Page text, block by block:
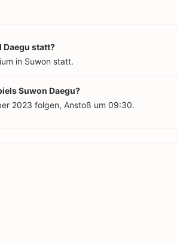
Daegu statt?
in Suwon statt.
Suwon Daegu?
2023 folgen, Anstoß um 09:30.